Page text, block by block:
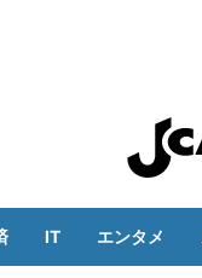
IT エンタメ